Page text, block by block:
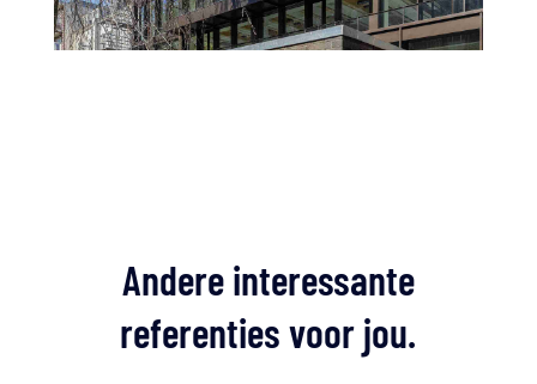
Andere interessante
referenties voor jou.